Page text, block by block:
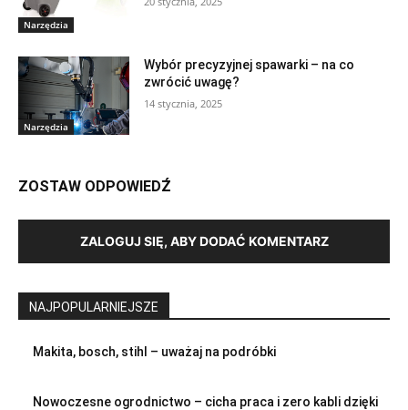
Narzędzia
Narzędzia
Wybór precyzyjnej spawarki – na co
zwrócić uwagę?
14 stycznia, 2025
ZOSTAW ODPOWIEDŹ
ZALOGUJ SIĘ, ABY DODAĆ KOMENTARZ
NAJPOPULARNIEJSZE
Makita, bosch, stihl – uważaj na podróbki
Nowoczesne ogrodnictwo – cicha praca i zero kabli dzięki